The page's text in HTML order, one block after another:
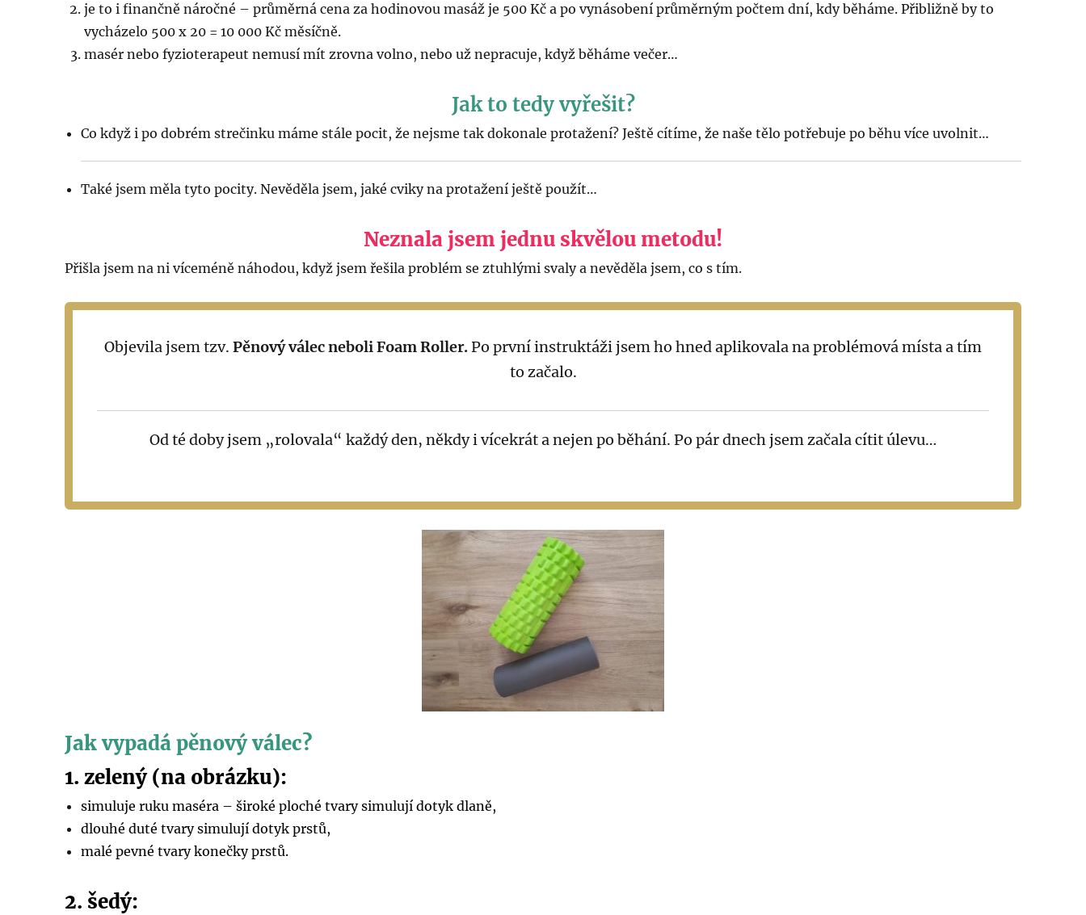
je to i finančně náročné – průměrná cena za hodinovou masáž je 500 Kč a po vynásobení průměrným počtem dní, kdy běháme. Přibližně by to
vycházelo 500 x 20 = 10 000 Kč měsíčně.
masér nebo fyzioterapeut nemusí mít zrovna volno, nebo už nepracuje, když běháme večer…
Jak to tedy vyřešit?
Co když i po dobrém strečinku máme stále pocit, že nejsme tak dokonale protažení? Ještě cítíme, že naše tělo potřebuje po běhu více uvolnit…
Také jsem měla tyto pocity. Nevěděla jsem, jaké cviky na protažení ještě použít…
Neznala jsem jednu skvělou metodu!
Přišla jsem na ni víceméně náhodou, když jsem řešila problém se ztuhlými svaly a nevěděla jsem, co s tím.
Objevila jsem tzv. Pěnový válec neboli Foam Roller.Po první instruktáži jsem ho hned aplikovala na problémová místa a tím
to začalo.
Od té doby jsem „rolovala“ každý den, někdy i vícekrát a nejen po běhání. Po pár dnech jsem začala cítit úlevu…
Jak vypadá pěnový válec?
1. zelený (na obrázku):
simuluje ruku maséra – široké ploché tvary simulují dotyk dlaně,
dlouhé duté tvary simulují dotyk prstů,
malé pevné tvary konečky prstů.
2. šedý: